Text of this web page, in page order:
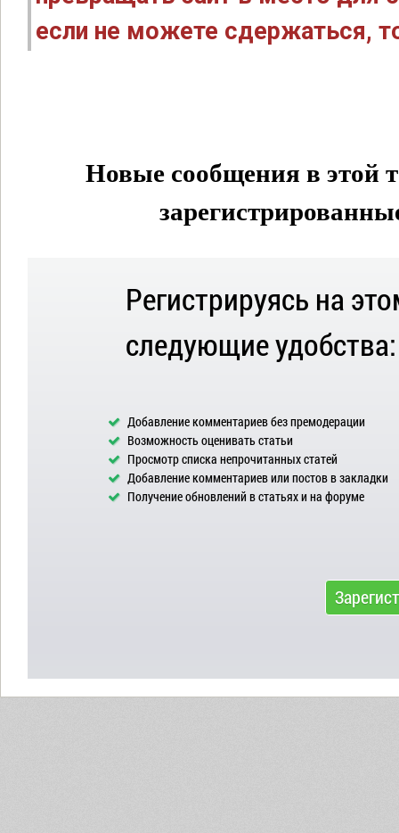
если не можете сдержаться,
Новые сообщения в этой
Регистрируясь на
следующие удобства:
Добавление комментариев без премодерации
Возможность оценивать статьи
Просмотр списка непрочитанных статей
Добавление комментариев или постов в закладки
Получение обновлений в статьях и на форуме